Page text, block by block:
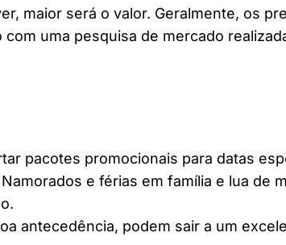
maior será o valor. Geralmente, os
com uma pesquisa de mercado
pacotes promocionais para datas
e férias em família e lua de
antecedência, podem sair a um